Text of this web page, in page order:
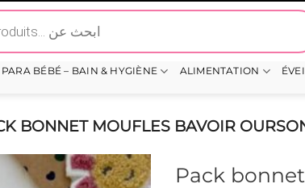
PARA BÉBÉ – BAIN & HYGIÈNE ALIMENTATION
BONNET MOUFLES BAVOIR
Pack